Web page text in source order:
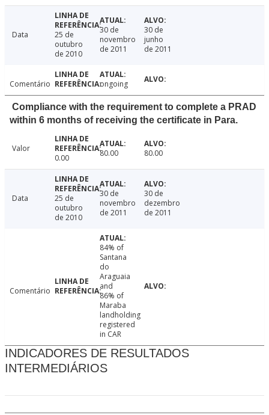
Data
25 de
outubro
de 2010
30 de
novembro
de 2011
30 de
junho
de 2011
Comentário ongoing
Compliance with the requirement to complete a PRAD
within 6 months of receiving the certificate in Para.
Valor
0.00
80.00 80.00
Data
25 de
outubro
de 2010
30 de
novembro
de 2011
30 de
dezembro
de 2011
Comentário
84% of
Santana
do
Araguaia
and
86% of
Maraba
landholding
registered
in CAR
INDICADORES DE RESULTADOS
INTERMEDIÁRIOS